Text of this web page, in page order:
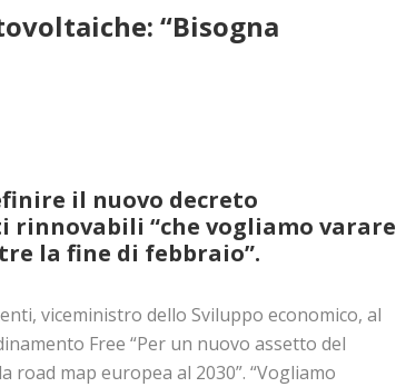
“Bisogna
il nuovo decreto
“che vogliamo varare
la fine di febbraio”.
viceministro dello Sviluppo economico, al
Free “Per un nuovo assetto del
road map europea al 2030”. “Vogliamo